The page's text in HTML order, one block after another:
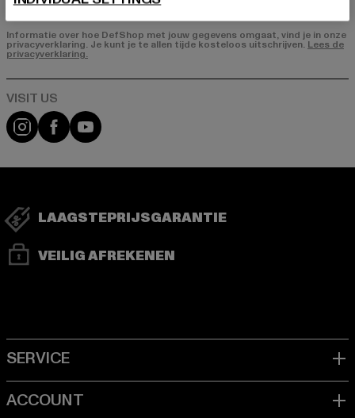
Informatie over hoe DefShop met jouw gegevens omgaat, vind je in onze
privacyverklaring. Je kunt je te allen tijde kosteloos uitschrijven.Lees de
privacyverklaring.
Visit our Instagram page:
Visit our Facebook page:
Visit our YouTube channel:
LAAGSTEPRIJSGARANTIE
VEILIG AFREKENEN